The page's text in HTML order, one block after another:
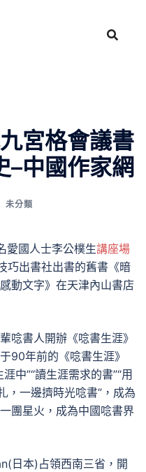
宮格會議書
–中國作家網
未分類
愛國人士李公樸生講座場
巧出書社出書的舊書《暗
動文字》在天津內山書店
唸書人開辦《唸書生涯》
90年前的《唸書生涯》
中”“讀生涯需求的書”“用
，一邊擠時光唸書”，成為
團星火，成為中國唸書界
日本)占領西南三省，開